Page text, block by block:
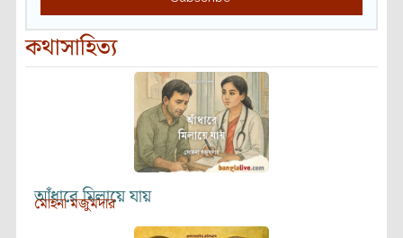
কথাসাহিত্য
আঁধারে মিলায়ে যায়
মোহনা মজুমদার